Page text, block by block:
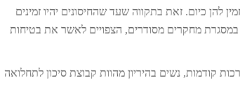
להן כיום. זאת בתקווה שעד שהחיסונים יהיו זמינים
מחקרים מסודרים, הצפויים לאשר את בטיחות
קודמות, נשים בהיריון מהוות קבוצת סיכון לתחלואה